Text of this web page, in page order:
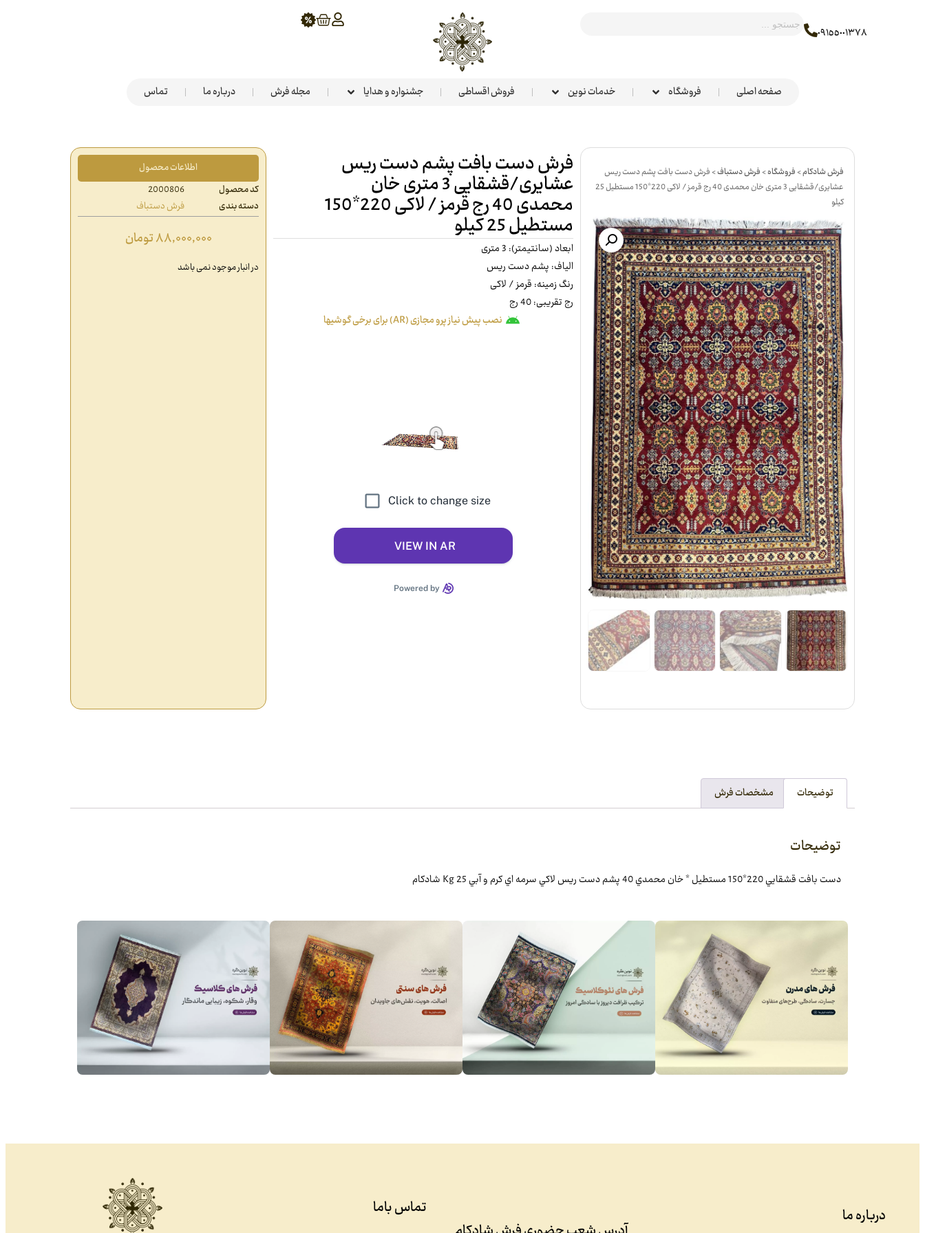
٠٩١٥٥٠٠١٣٧٨
صفحه اصلی فروشگاه خدمات نوین فروش اقساطی جشنواره و هدایا مجله فرش درباره ما تماس
فرش شادکام>فروشگاه>فرش دستباف>فرش دست بافت پشم دست ریس
عشایری/قشقایی 3 متری خان محمدی 40 رج قرمز / لاکی 220*150 مستطیل 25
کیلو
فرش دست بافت پشم دست ریس
عشایری/قشقایی 3 متری خان
محمدی 40 رج قرمز / لاکی 220*150
مستطیل 25 کیلو
ابعاد (سانتیمتر): 3 متری
الیاف: پشم دست ریس
رنگ زمینه: قرمز / لاکی
رج تقریبی: 40 رج
نصب پیش نیاز پرو مجازی (AR) برای برخی گوشیها
اطلاعات محصول
کد محصول
2000806
دسته بندی
فرش دستباف
۸۸,۰۰۰,۰۰۰تومان
در انبار موجود نمی باشد
توضیحات مشخصات فرش
توضیحات
دست بافت قشقايي 220*150 مستطيل * خان محمدي 40 پشم دست ريس لاکي سرمه اي کرم و آبي 25 Kg شادکام
درباره ما تماس باما